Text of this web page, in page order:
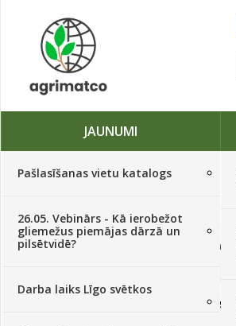
JAUNUMI
Pašlasīšanas vietu katalogs
26.05. Vebinārs - Kā ierobežot
gliemežus piemājas dārzā un
pilsētvidē?
Darba laiks Līgo svētkos
Traktori, tehnika, rezerves daļas,
Sēklas, sīpoli, ķiploki, sīpolpuķes,